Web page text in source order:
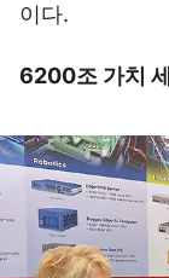
이다.
6200조 가치